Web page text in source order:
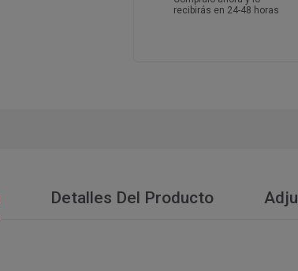
recibirás en 24-48 horas
Detalles Del Producto